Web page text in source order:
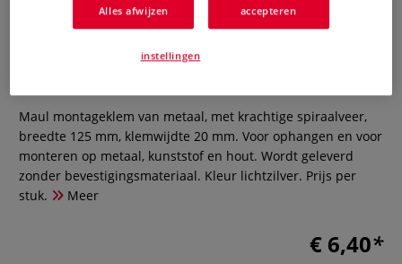
Maul montageklem
Maul montageklem van metaal, met krachtige spiraalveer,
breedte 125 mm, klemwijdte 20 mm. Voor ophangen en voor
monteren op metaal, kunststof en hout. Wordt geleverd
zonder bevestigingsmateriaal. Kleur lichtzilver. Prijs per
stuk.
Meer
€ 6,40
Alles afwijzen accepteren
instellingen